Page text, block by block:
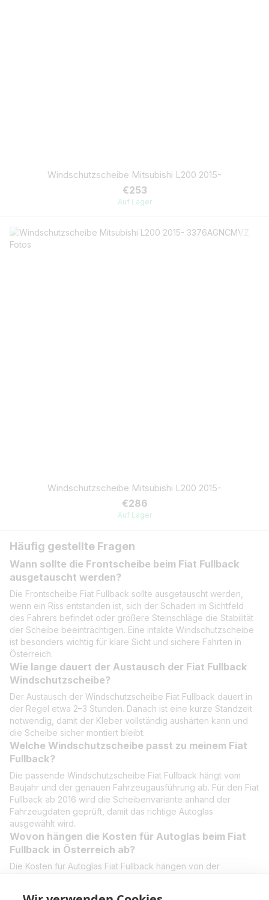
Windschutzscheibe Mitsubishi L200 2015-
€253
Auf Lager
Windschutzscheibe Mitsubishi L200 2015-
€286
Auf Lager
Häufig gestellte Fragen
Wann sollte die Frontscheibe beim Fiat Fullback
ausgetauscht werden?
Die Frontscheibe Fiat Fullback sollte ausgetauscht werden,
wenn ein Riss entstanden ist, sich der Schaden im Sichtfeld
des Fahrers befindet oder größere Steinschläge die Stabilität
der Scheibe beeinträchtigen. Eine intakte Windschutzscheibe
ist besonders wichtig für klare Sicht und sichere Fahrten in
Österreich.
Wie lange dauert der Austausch der Fiat Fullback
Windschutzscheibe?
Der Austausch der Windschutzscheibe Fiat Fullback dauert in
der Regel etwa 2–3 Stunden. Danach ist eine kurze Standzeit
notwendig, damit der Kleber vollständig aushärten kann und
die Scheibe sicher montiert bleibt.
Welche Windschutzscheibe passt zu meinem Fiat
Fullback?
Die passende Windschutzscheibe Fiat Fullback hängt vom
Baujahr und der genauen Fahrzeugausführung ab. Für den Fiat
Fullback ab 2016 wird die Scheibenvariante anhand der
Fahrzeugdaten geprüft, damit das richtige Autoglas
ausgewählt wird.
Wovon hängen die Kosten für Autoglas beim Fiat
Fullback in Österreich ab?
Die Kosten für Autoglas Fiat Fullback hängen von der